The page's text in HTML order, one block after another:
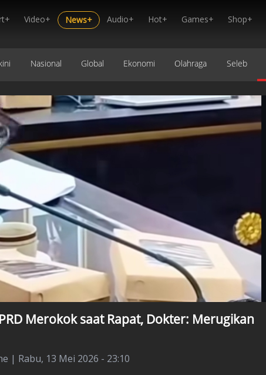
Video+ News+ Audio+ Hot+ Games+ Shop+
Nasional Global Ekonomi Olahraga Seleb
Merokok saat Rapat, Dokter: Merugikan
| Rabu, 13 Mei 2026 - 23:10